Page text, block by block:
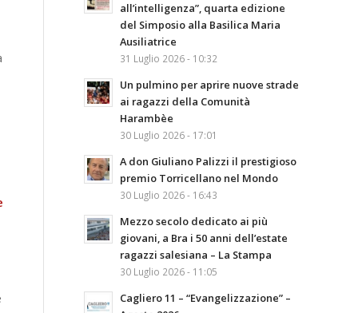
all’intelligenza”, quarta edizione
del Simposio alla Basilica Maria
Ausiliatrice
31 Luglio 2026 - 10:32
Un pulmino per aprire nuove strade
ai ragazzi della Comunità
Harambèe
30 Luglio 2026 - 17:01
A don Giuliano Palizzi il prestigioso
premio Torricellano nel Mondo
30 Luglio 2026 - 16:43
Mezzo secolo dedicato ai più
giovani, a Bra i 50 anni dell’estate
ragazzi salesiana – La Stampa
30 Luglio 2026 - 11:05
Cagliero 11 – “Evangelizzazione” –